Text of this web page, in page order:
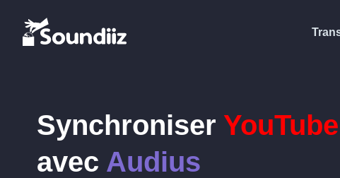
Synchroniser
avec Audius